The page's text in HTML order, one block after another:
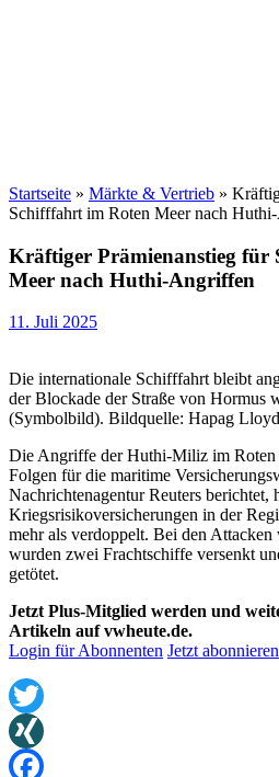
Startseite » Märkte & Vertrieb »
Schifffahrt im Roten Meer nach
Kräftiger Prämienanstieg für
Meer nach Huthi-Angriffen
11. Juli 2025
Die internationale Schifffahrt bleibt
der Blockade der Straße von Hormus
(Symbolbild). Bildquelle: Hapag Lloyd
Die Angriffe der Huthi-Miliz im Roten
Folgen für die maritime
Nachrichtenagentur Reuters berichtet,
Kriegsrisikoversicherungen in der
mehr als verdoppelt. Bei den
wurden zwei Frachtschiffe versenkt
getötet.
Jetzt Plus-Mitglied werden und
Artikeln auf vwheute.de.
Login für Abonnenten Jetzt
Twitter
XING